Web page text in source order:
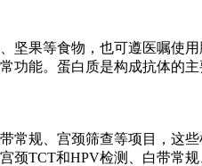
坚果等食物，也可遵医嘱使
功能。蛋白质是构成抗体的
常规、宫颈筛查等项目，这
颈TCT和HPV检测、白带常